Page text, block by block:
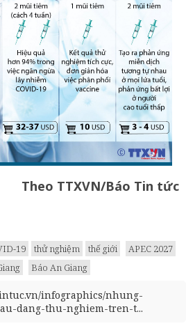
Theo TTXVN/Báo Tin tức
19 thử nghiệm thế giới
APEC 2027
Báo An Giang
infographics/nhung-
dang-thu-nghiem-tren-t...